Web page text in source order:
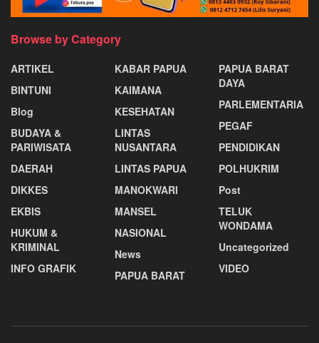
Browse by Category
ARTIKEL
BINTUNI
Blog
BUDAYA &
PARIWISATA
DAERAH
DIKKES
EKBIS
HUKUM &
KRIMINAL
INFO GRAFIK
KABAR PAPUA
KAIMANA
KESEHATAN
LINTAS
NUSANTARA
LINTAS PAPUA
MANOKWARI
MANSEL
NASIONAL
News
PAPUA BARAT
PAPUA BARAT
DAYA
PARLEMENTARIA
PEGAF
PENDIDIKAN
POLHUKRIM
Post
TELUK
WONDAMA
Uncategorized
VIDEO